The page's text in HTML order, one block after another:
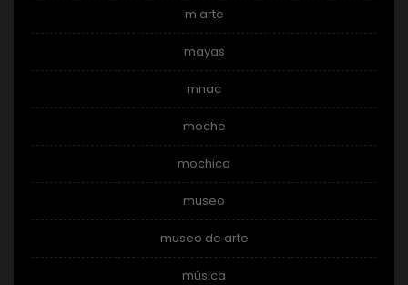
m arte
mayas
mnac
moche
mochica
museo
museo de arte
música